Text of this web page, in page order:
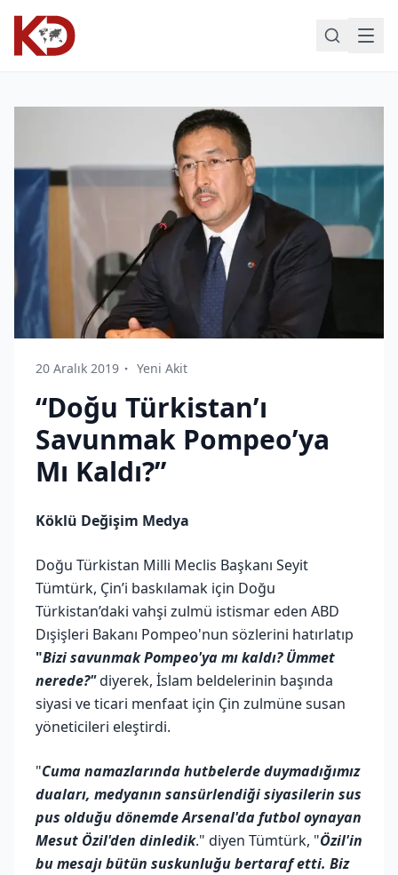
20 Aralık 2019 Yeni Akit
“Doğu Türkistan’ı
Savunmak Pompeo’ya
Mı Kaldı?”
Köklü Değişim Medya
Doğu Türkistan Milli Meclis Başkanı Seyit
Tümtürk, Çin’i baskılamak için Doğu
Türkistan’daki vahşi zulmü istismar eden ABD
Dışişleri Bakanı Pompeo'nun sözlerini hatırlatıp
"Bizi savunmak Pompeo'ya mı kaldı? Ümmet
nerede?"diyerek, İslam beldelerinin başında
siyasi ve ticari menfaat için Çin zulmüne susan
yöneticileri eleştirdi.
"Cuma namazlarında hutbelerde duymadığımız
duaları, medyanın sansürlendiği siyasilerin sus
pus olduğu dönemde Arsenal'da futbol oynayan
Mesut Özil'den dinledik." diyen Tümtürk, "Özil'in
bu mesajı bütün suskunluğu bertaraf etti. Biz